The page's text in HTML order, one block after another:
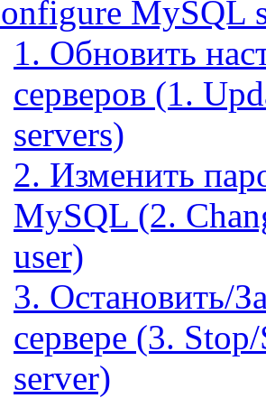
MySQL
1. Обновить
серверов (1.
servers)
2. Изменить
MySQL (2.
user)
3. Остановить/
сервере (3.
server)